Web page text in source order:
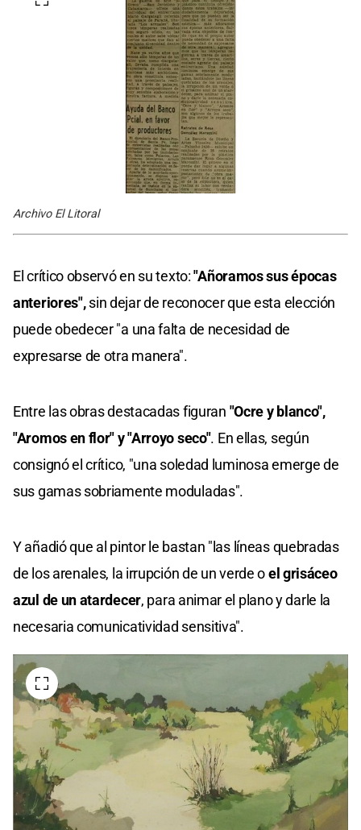
Archivo El Litoral
El crítico observó en su texto:"Añoramos sus épocas
anteriores",sin dejar de reconocer que esta elección
puede obedecer "a una falta de necesidad de
expresarse de otra manera".
Entre las obras destacadas figuran "Ocre y blanco",
"Aromos en flor" y "Arroyo seco". En ellas, según
consignó el crítico, "una soledad luminosa emerge de
sus gamas sobriamente moduladas".
Y añadió que al pintor le bastan "las líneas quebradas
de los arenales, la irrupción de un verde oel grisáceo
azul de un atardecer, para animar el plano y darle la
necesaria comunicatividad sensitiva".